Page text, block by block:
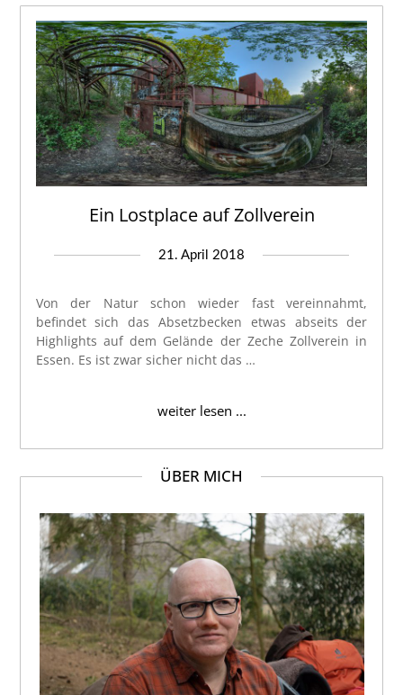
Ein Lostplace auf Zollverein
21. April 2018
Von der Natur schon wieder fast vereinnahmt,
befindet sich das Absetzbecken etwas abseits der
Highlights auf dem Gelände der Zeche Zollverein in
Essen. Es ist zwar sicher nicht das …
weiter lesen ...
ÜBER MICH